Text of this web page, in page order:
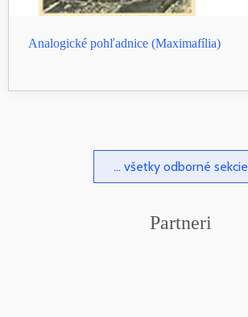
Analogické pohľadnice (Maximafília)
... všetky odborné sekcie
Partneri